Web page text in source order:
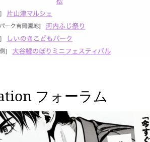
フォーラム